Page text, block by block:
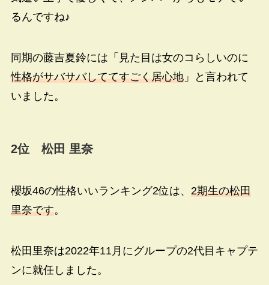
るんですね♪
同期の藤吉夏鈴には「見た目は女のコらしいのに
性格がサバサバしててすごく居心地」と言われて
いました。
2位 松田 里奈
櫻坂46の性格いいランキング2位は、 2期生の松田
里奈です。
松田里奈は2022年11月にグループの2代目キャプテ
ンに就任しました。